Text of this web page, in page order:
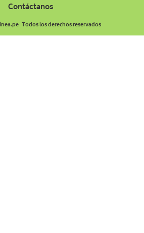
Contáctanos
Todos los derechos reservados